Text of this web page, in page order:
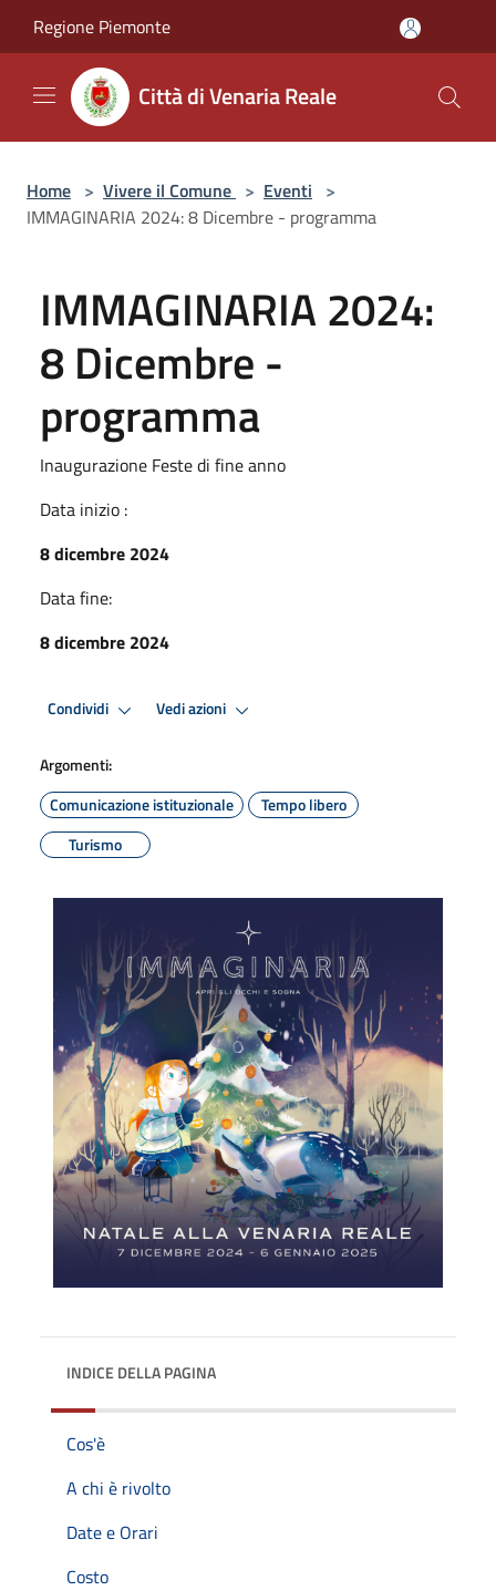
Regione Piemonte
Città di Venaria Reale
Home > Vivere il Comune > Eventi >
IMMAGINARIA 2024: 8 Dicembre - programma
IMMAGINARIA 2024:
8 Dicembre -
programma
Inaugurazione Feste di fine anno
Data inizio :
8 dicembre 2024
Data fine:
8 dicembre 2024
Condividi Vedi azioni
Argomenti:
Comunicazione istituzionale
Tempo libero
Turismo
INDICE DELLA PAGINA
Cos'è
A chi è rivolto
Date e Orari
Costo